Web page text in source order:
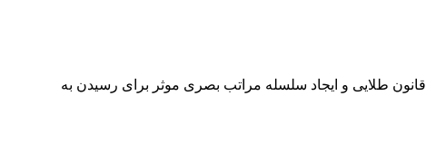
هر طراح گرافیک سعی میکند که طرح او جذابیت بیشتری داشته باشد تا بتواند مخاطب را سریع جذب کند در این مطلب ما به معرفی 12 قانون طلایی و ایجاد سلسله مراتب بصری موثر برای رسیدن به